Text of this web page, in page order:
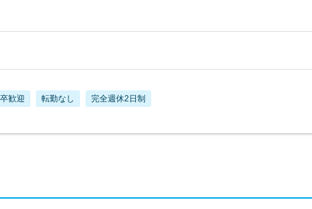
歓迎 転勤なし 完全週休2日制